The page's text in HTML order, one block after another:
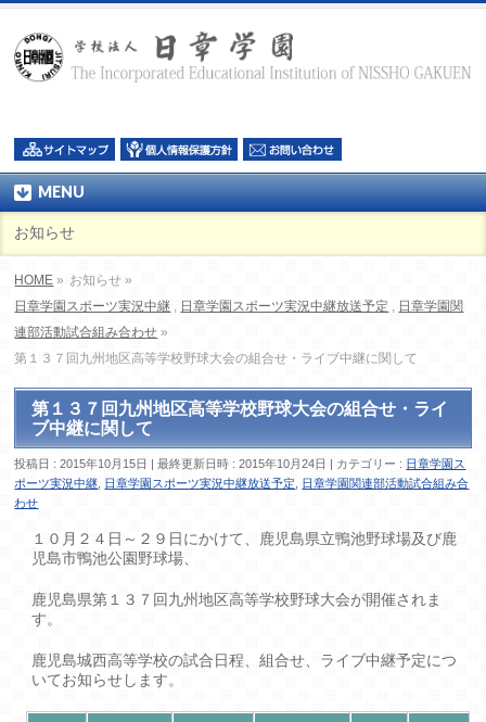
MENU
お知らせ
HOME » お知らせ »
日章学園スポーツ実況中継
日章学園スポーツ実況中継放送予定
日章学園関
連部活動試合組み合わせ »
第１３７回九州地区高等学校野球大会の組合せ・ライブ中継に関して
第１３７回九州地区高等学校野球大会の組合せ・ライ
ブ中継に関して
投稿日 : 2015年10月15日 最終更新日時 : 2015年10月24日 カテゴリー : 日章学園ス
ポーツ実況中継 日章学園スポーツ実況中継放送予定
日章学園関連部活動試合組み合
わせ
１０月２４日～２９日にかけて、鹿児島県立鴨池野球場及び鹿
児島市鴨池公園野球場、
鹿児島県第１３７回九州地区高等学校野球大会が開催されま
す。
鹿児島城西高等学校の試合日程、組合せ、ライブ中継予定につ
いてお知らせします。